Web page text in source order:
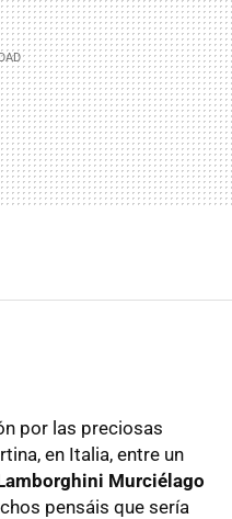
por las preciosas
en Italia, entre un
Murciélago
pensáis que sería